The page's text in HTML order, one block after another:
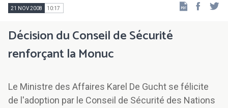
21 NOV 2008 10:17
Décision du Conseil de Sécurité
renforçant la Monuc
Le Ministre des Affaires Karel De Gucht se félicite
de l'adoption par le Conseil de Sécurité des Nations